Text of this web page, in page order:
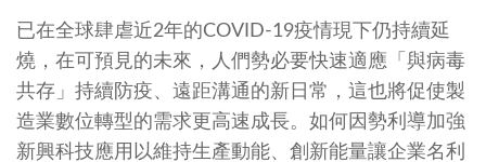
已在全球肆虐近2年的COVID-19疫情現下仍持續延
燒，在可預見的未來，人們勢必要快速適應「與病毒
共存」持續防疫、遠距溝通的新日常，這也將促使製
造業數位轉型的需求更高速成長。如何因勢利導加強
新興科技應用以維持生產動能、創新能量讓企業名利